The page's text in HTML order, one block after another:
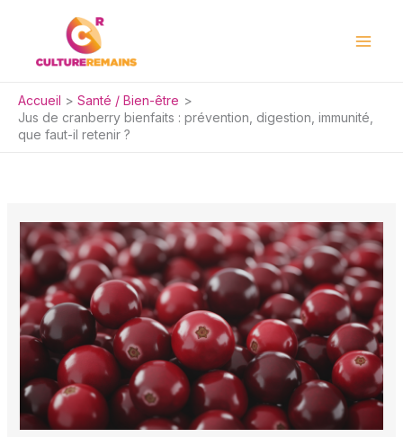
Accueil
Santé / Bien-être
Jus de cranberry bienfaits : prévention, digestion, immunité,
que faut-il retenir ?